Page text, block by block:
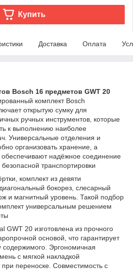
Купить
Доставка Оплата
Bosch 16 предметов GWT 20
комплект Bosch
открытую сумку для
ручных инструментов, которые
к выполнению наиболее
Универсальные отделения и
организовать хранение, а
надёжное соединение
транспортировки
комплект из девяти
бокорез, слесарный
и магнитный уровень. Такой подбор
универсальным решением
GWT 20 изготовлена из прочного
основой, что гарантирует
содержимого. Эргономичная
с мягкой накладкой
переноске. Совместимость с